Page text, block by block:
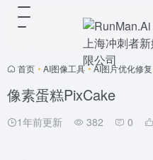
首页 • AI图像工具 • AI图片优化修复
像素蛋糕PixCake
1年前更新 382 0